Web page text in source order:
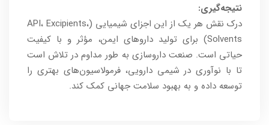
نتیجه‌گیری:
درک نقش هر یک از این اجزای شیمیایی (API، Excipients،
Solvents) برای تولید داروهای ایمن، مؤثر و با کیفیت
حیاتی است. صنعت داروسازی به طور مداوم در تلاش است
تا با نوآوری در شیمی دارویی، فرمولاسیون‌های بهتری را
توسعه داده و به بهبود سلامت جهانی کمک کند.